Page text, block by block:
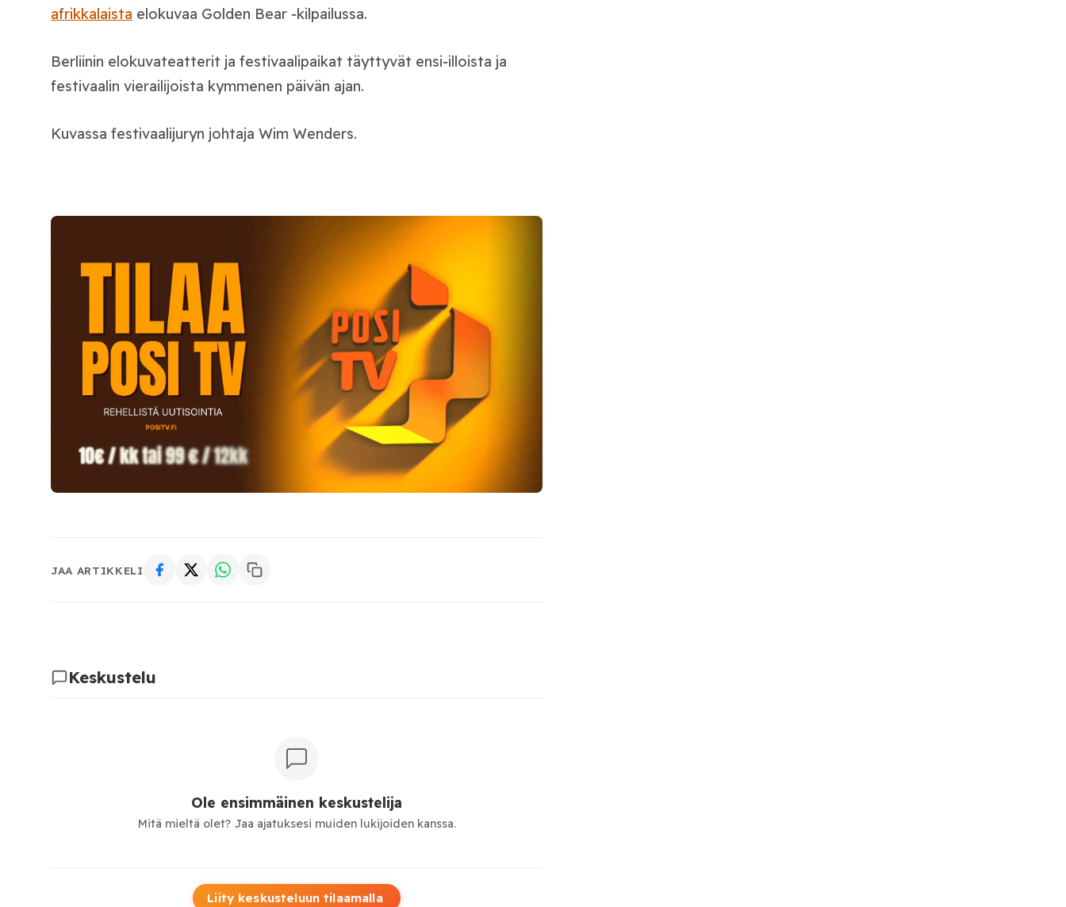
afrikkalaista elokuvaa Golden Bear ‑kilpailussa.
Berliinin elokuvateatterit ja festivaalipaikat täyttyvät ensi‑illoista ja
festivaalin vierailijoista kymmenen päivän ajan.
Kuvassa festivaalijuryn johtaja Wim Wenders.
JAA ARTIKKELI
Keskustelu
Ole ensimmäinen keskustelija
Mitä mieltä olet? Jaa ajatuksesi muiden lukijoiden kanssa.
Liity keskusteluun tilaamalla